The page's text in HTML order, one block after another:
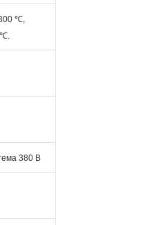
℃,
℃.
380 В